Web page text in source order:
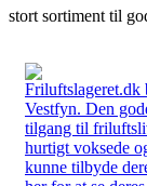
stort sortiment til
Friluftslageret.dk
Vestfyn. Den
tilgang til
hurtigt voksede
kunne tilbyde